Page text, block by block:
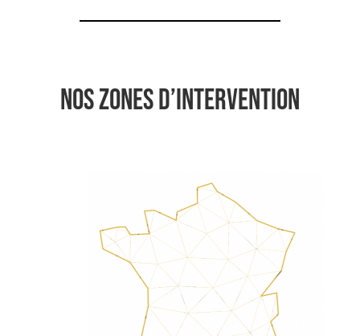
NOS ZONES D’INTERVENTION